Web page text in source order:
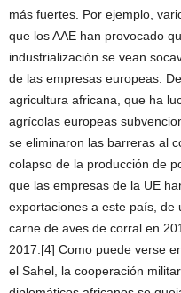
más fuertes. Por ejemplo,
que los AAE han provocado
industrialización se vean
de las empresas europeas.
agricultura africana, que ha
agrícolas europeas
se eliminaron las barreras al
colapso de la producción de
que las empresas de la UE
exportaciones a este país, de
carne de aves de corral en
2017.[4] Como puede verse
el Sahel, la cooperación